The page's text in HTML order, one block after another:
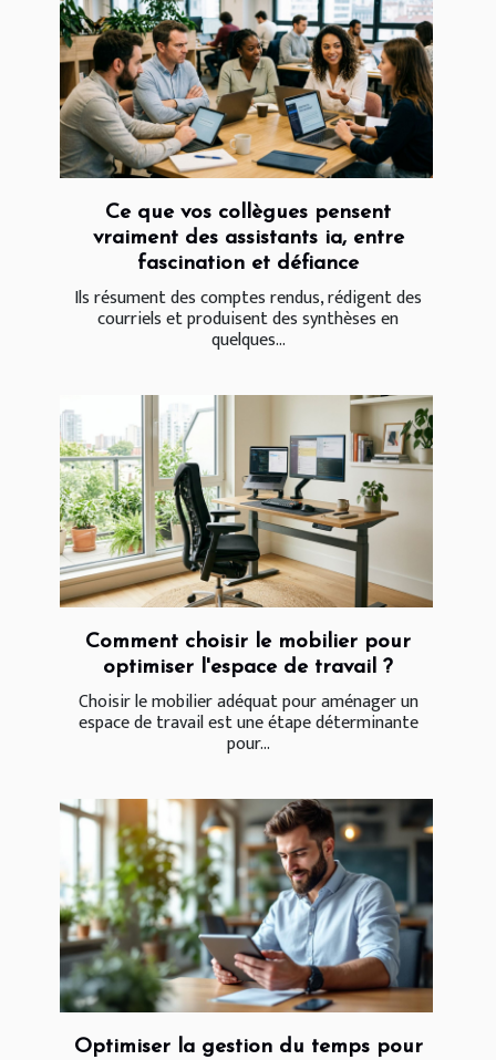
Ce que vos collègues pensent
vraiment des assistants ia, entre
fascination et défiance
Ils résument des comptes rendus, rédigent des
courriels et produisent des synthèses en
quelques...
Comment choisir le mobilier pour
optimiser l'espace de travail ?
Choisir le mobilier adéquat pour aménager un
espace de travail est une étape déterminante
pour...
Optimiser la gestion du temps pour